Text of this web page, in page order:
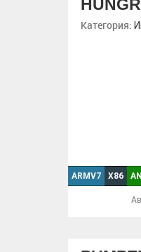
Категория:
ARMV7 X86